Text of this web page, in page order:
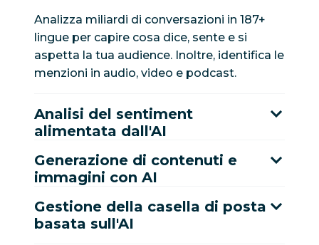
Analizza miliardi di conversazioni in 187+
lingue per capire cosa dice, sente e si
aspetta la tua audience. Inoltre, identifica le
menzioni in audio, video e podcast.
Analisi del sentiment
alimentata dall'AI
Generazione di contenuti e
immagini con AI
Gestione della casella di posta
basata sull'AI